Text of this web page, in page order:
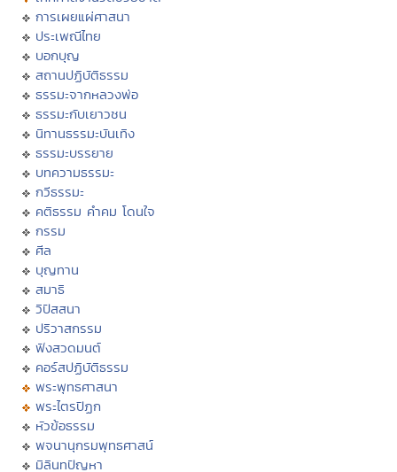
การเผยแผ่ศาสนา
ประเพณีไทย
บอกบุญ
สถานปฏิบัติธรรม
ธรรมะจากหลวงพ่อ
ธรรมะกับเยาวชน
นิทานธรรมะบันเทิง
ธรรมะบรรยาย
บทความธรรมะ
กวีธรรมะ
คติธรรม คำคม โดนใจ
กรรม
ศีล
บุญทาน
สมาธิ
วิปัสสนา
ปริวาสกรรม
ฟังสวดมนต์
คอร์สปฏิบัติธรรม
พระพุทธศาสนา
พระไตรปิฏก
หัวข้อธรรม
พจนานุกรมพุทธศาสน์
มิลินทปัญหา